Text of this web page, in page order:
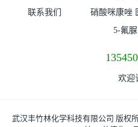
联系我们
硝酸咪康唑
度
5-氟
欢迎
武汉丰竹林化学科技有限公司 版权